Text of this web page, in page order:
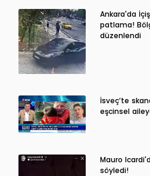
Ankara'da
patlama!
düzenlendi
İsveç’te
eşcinsel
Mauro
söyledi!